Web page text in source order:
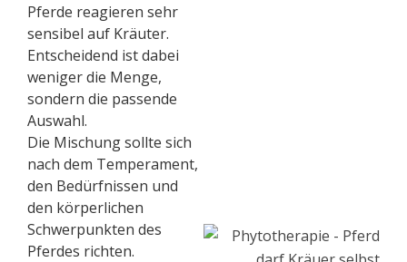
Pferde reagieren sehr
sensibel auf Kräuter.
Entscheidend ist dabei
weniger die Menge,
sondern die passende
Auswahl.
Die Mischung sollte sich
nach dem Temperament,
den Bedürfnissen und
den körperlichen
Schwerpunkten des
Pferdes richten.